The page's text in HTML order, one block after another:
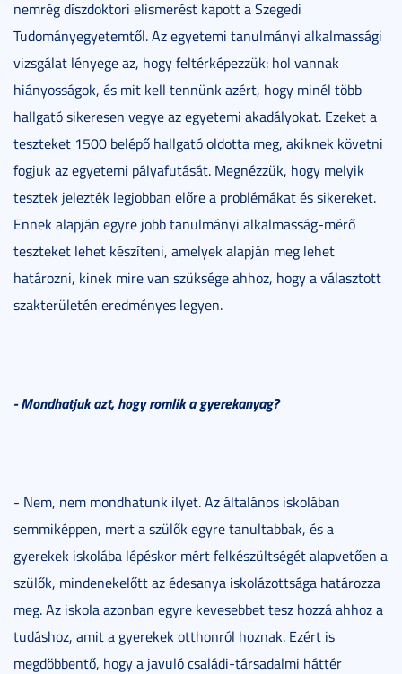
nemrég díszdoktori elismerést kapott a Szegedi
Tudományegyetemtől. Az egyetemi tanulmányi alkalmassági
vizsgálat lényege az, hogy feltérképezzük: hol vannak
hiányosságok, és mit kell tennünk azért, hogy minél több
hallgató sikeresen vegye az egyetemi akadályokat. Ezeket a
teszteket 1500 belépő hallgató oldotta meg, akiknek követni
fogjuk az egyetemi pályafutását. Megnézzük, hogy melyik
tesztek jelezték legjobban előre a problémákat és sikereket.
Ennek alapján egyre jobb tanulmányi alkalmasság-mérő
teszteket lehet készíteni, amelyek alapján meg lehet
határozni, kinek mire van szüksége ahhoz, hogy a választott
szakterületén eredményes legyen.
- Mondhatjuk azt, hogy romlik a gyerekanyag?
- Nem, nem mondhatunk ilyet. Az általános iskolában
semmiképpen, mert a szülők egyre tanultabbak, és a
gyerekek iskolába lépéskor mért felkészültségét alapvetően a
szülők, mindenekelőtt az édesanya iskolázottsága határozza
meg. Az iskola azonban egyre kevesebbet tesz hozzá ahhoz a
tudáshoz, amit a gyerekek otthonról hoznak. Ezért is
megdöbbentő, hogy a javuló családi-társadalmi háttér